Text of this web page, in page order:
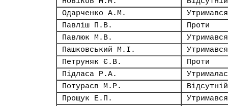
Одарченко А.М.
Утримався
Павліш П.В.
Проти
Павлюк М.В.
Утримався
Пашковський М.І.
Утримався
Петруняк Є.В.
Проти
Підласа Р.А.
Потураєв М.Р.
Відсутній
Прощук Е.П.
Утримався